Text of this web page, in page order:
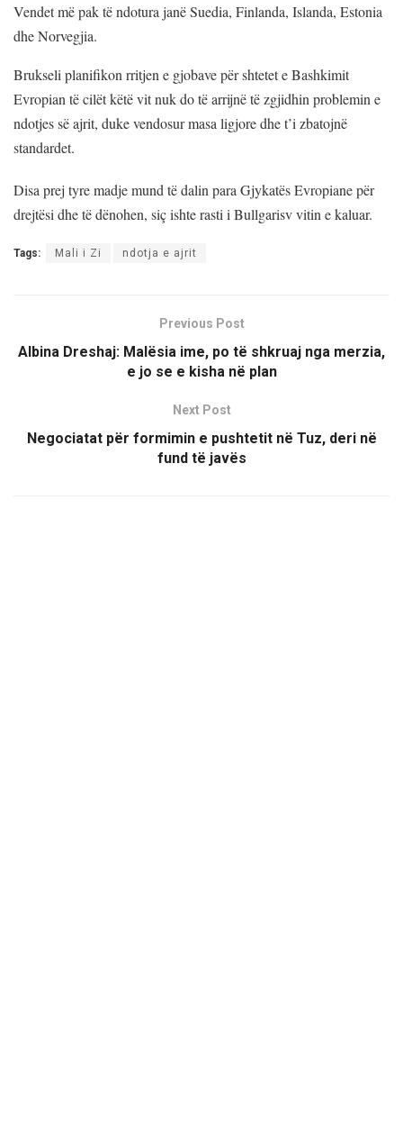
Vendet më pak të ndotura janë Suedia, Finlanda, Islanda, Estonia
dhe Norvegjia.
Brukseli planifikon rritjen e gjobave për shtetet e Bashkimit
Evropian të cilët këtë vit nuk do të arrijnë të zgjidhin problemin e
ndotjes së ajrit, duke vendosur masa ligjore dhe t’i zbatojnë
standardet.
Disa prej tyre madje mund të dalin para Gjykatës Evropiane për
drejtësi dhe të dënohen, siç ishte rasti i Bullgarisv vitin e kaluar.
Tags: Mali i Zi ndotja e ajrit
Previous Post
Albina Dreshaj: Malësia ime, po të shkruaj nga merzia,
e jo se e kisha në plan
Next Post
Negociatat për formimin e pushtetit në Tuz, deri në
fund të javës